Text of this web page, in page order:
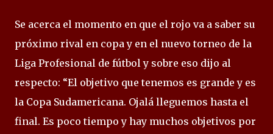
Se acerca el momento en que el rojo va a saber su
próximo rival en copa y en el nuevo torneo de la
Liga Profesional de fútbol y sobre eso dijo al
respecto: “El objetivo que tenemos es grande y es
la Copa Sudamericana. Ojalá lleguemos hasta el
final. Es poco tiempo y hay muchos objetivos por